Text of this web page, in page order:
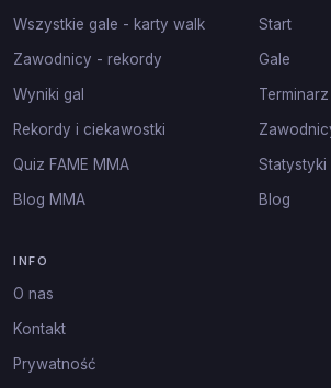
Wszystkie gale - karty walk
Zawodnicy - rekordy
Wyniki gal
Rekordy i ciekawostki
Quiz FAME MMA
Blog MMA
Start
Gale
Statystyki
Blog
INFO
O nas
Kontakt
Prywatność